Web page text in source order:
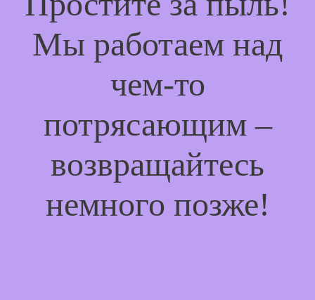
Мы работаем над
чем-то
потрясающим –
возвращайтесь
немного позже!